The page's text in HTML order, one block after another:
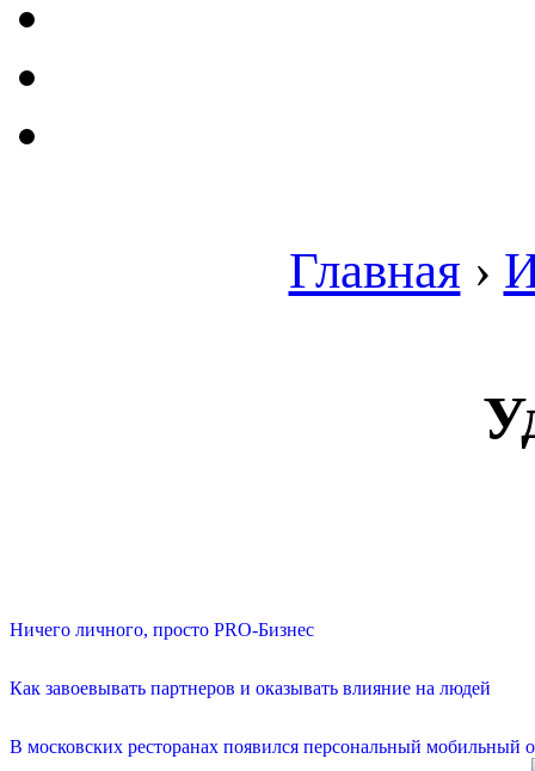
Главная ›
Ничего личного, просто PRO-Бизнес
Как завоевывать партнеров и оказывать влияние на людей
В московских ресторанах появился персональный мобильный